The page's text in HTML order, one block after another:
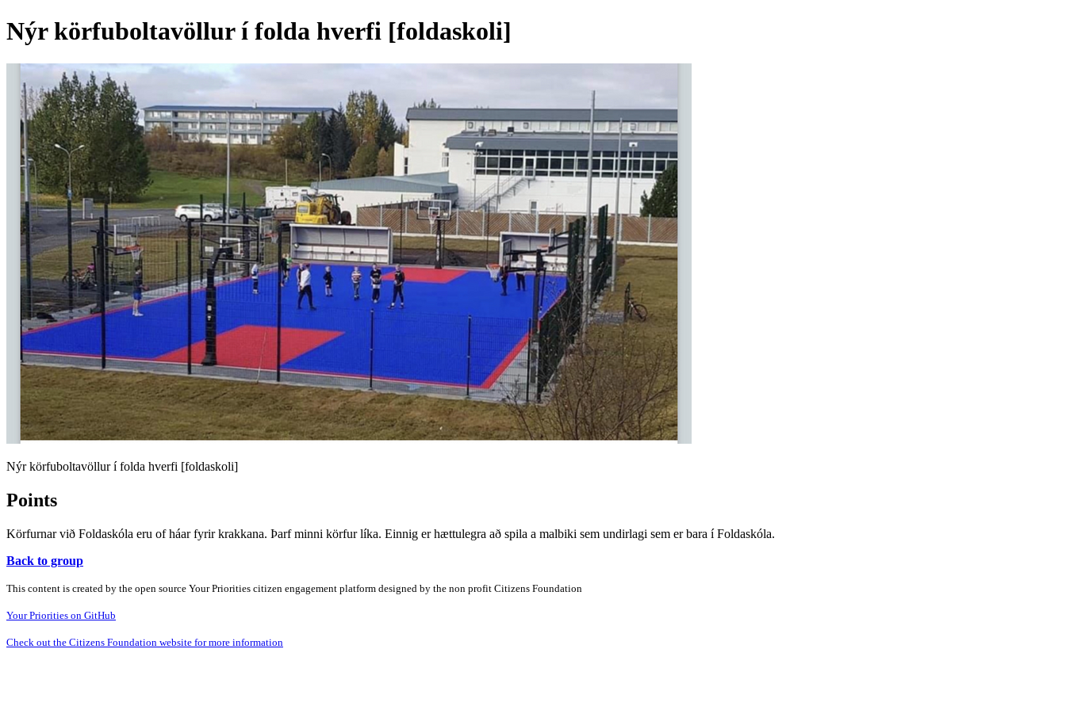
Nýr körfuboltavöllur í folda hverfi [foldaskoli]
Nýr körfuboltavöllur í folda hverfi [foldaskoli]
Points
Körfurnar við Foldaskóla eru of háar fyrir krakkana. Þarf minni körfur líka. Einnig er hættulegra að spila a malbiki sem undirlagi sem er bara í Foldaskóla.
Back to group
This content is created by the open source Your Priorities citizen engagement platform designed by the non profit Citizens Foundation
Your Priorities on GitHub
Check out the Citizens Foundation website for more information